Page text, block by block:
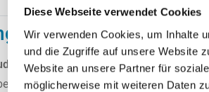
Diese Webseite verwendet Cookies
Wir verwenden Cookies, um Inhalte
und die Zugriffe auf unsere Website
Website an unsere Partner für
möglicherweise mit weiteren Daten
im Einsatz bei
Computing, Rechenzentren und
mit NVIDIA erhöhen wir die Effizienz